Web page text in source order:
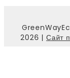
2026 | Сайт